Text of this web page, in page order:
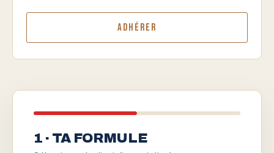
Adhérer
1 · TA FORMULE